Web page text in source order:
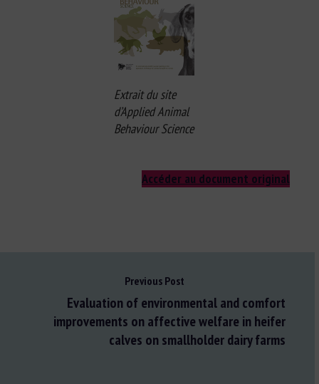
Extrait du site
d’Applied Animal
Behaviour Science
Accéder au document original
Previous Post
Evaluation of environmental and comfort
improvements on affective welfare in heifer
calves on smallholder dairy farms